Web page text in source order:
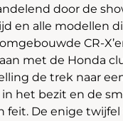
door de
en alle modellen
CR-
met de Honda
de trek naar
het bezit en de
feit. De enige